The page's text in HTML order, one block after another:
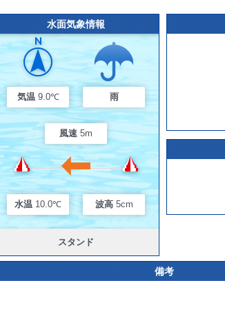
水面気象情報
気温 9.0℃ 雨
風速 5m
水温 10.0℃ 波高 5cm
スタンド
備考